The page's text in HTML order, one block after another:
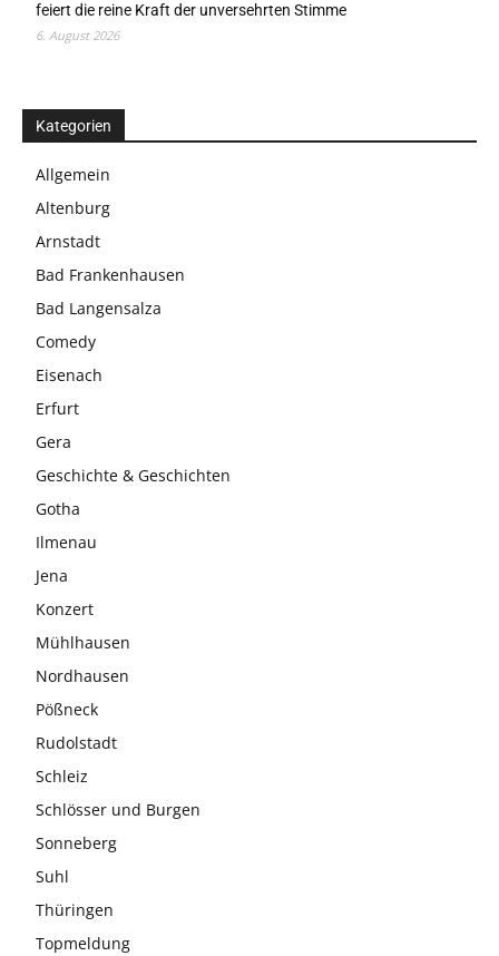
feiert die reine Kraft der unversehrten Stimme
6. August 2026
Kategorien
Allgemein
Altenburg
Arnstadt
Bad Frankenhausen
Bad Langensalza
Comedy
Eisenach
Erfurt
Gera
Geschichte & Geschichten
Gotha
Ilmenau
Jena
Konzert
Mühlhausen
Nordhausen
Pößneck
Rudolstadt
Schleiz
Schlösser und Burgen
Sonneberg
Suhl
Thüringen
Topmeldung